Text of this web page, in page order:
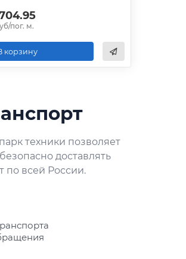
пог. м.
корзину
техники позволяет
доставлять
по всей России.